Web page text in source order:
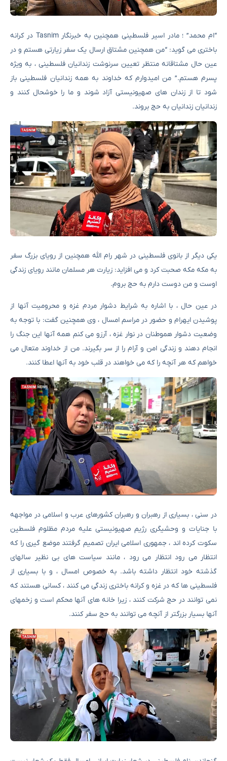
“ام محمد” ؛ مادر اسیر فلسطینی همچنین به خبرنگار Tasnim در کرانه
باختری می گوید: “من همچنین مشتاق ارسال یک سفر زیارتی هستم و در
عین حال مشتاقانه منتظر تعیین سرنوشت زندانیان فلسطینی ، به ویژه
پسرم هستم.” من امیدوارم که خداوند به همه زندانیان فلسطینی باز
شود تا از زندان های صهیونیستی آزاد شوند و ما را خوشحال کنند و
زندانیان زندانیان به حج بروند.
یکی دیگر از بانوی فلسطینی در شهر رام الله همچنین از رویای بزرگ سفر
به مکه مکه صحبت کرد و می افزاید: زیارت هر مسلمان مانند رویای زندگی
اوست و من دوست دارم به حج بروم.
در عین حال ، با اشاره به شرایط دشوار مردم غزه و محرومیت آنها از
پوشیدن ایهرام و حضور در مراسم امسال ، وی همچنین گفت: با توجه به
وضعیت دشوار هموطنان در نوار غزه ، آرزو می کنم همه آنها این جنگ را
انجام دهند و زندگی امن و آرام را از سر بگیرند. من از خداوند متعال می
خواهم که هر آنچه را که می خواهند در قلب خود به آنها اعطا کنند.
در سنی ، بسیاری از رهبران و رهبران کشورهای عرب و اسلامی در مواجهه
با جنایات و وحشیگری رژیم صهیونیستی علیه مردم مظلوم فلسطین
سکوت کرده اند ، جمهوری اسلامی ایران تصمیم گرفتند موضع گیری را که
انتظار می رود انتظار می رود ، مانند سیاست های بی نظیر سالهای
گذشته خود انتظار داشته باشد. به خصوص امسال ، و با بسیاری از
فلسطینی ها که در غزه و کرانه باختری زندگی می کنند ، کسانی هستند که
نمی توانند در حج شرکت کنند ، زیرا خانه های آنها محکم است و زخمهای
آنها بسیار بزرگتر از آنچه می توانند به حج سفر کنند.